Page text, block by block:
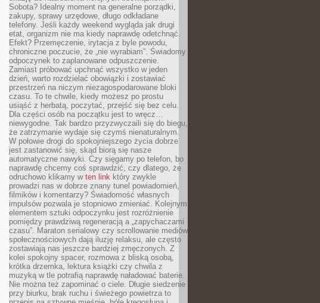
Sobota? Idealny moment na generalne porządki,
zakupy, sprawy urzędowe, długo odkładane
telefony. Jeśli każdy weekend wygląda jak drugi
etat, organizm nie ma kiedy naprawdę odetchnąć.
Efekt? Przemęczenie, irytacja z byle powodu,
chroniczne poczucie, że „nie wyrabiam”. Świadomy
odpoczynek to zaplanowane odpuszczenie.
Zamiast próbować upchnąć wszystko w jeden
dzień, warto rozdzielać obowiązki i zostawiać
przestrzeń na niczym niezagospodarowane bloki
czasu. To te chwile, kiedy możesz po prostu
usiąść z herbatą, poczytać, przejść się bez celu.
Dla części osób na początku jest to wręcz…
niewygodne. Tak bardzo przyzwyczaili się do biegu,
że zatrzymanie wydaje się czymś nienaturalnym.
W połowie drogi do spokojniejszego życia dobrze
jest zastanowić się, skąd biorą się nasze
automatyczne nawyki. Czy sięgamy po telefon, bo
naprawdę chcemy coś sprawdzić, czy dlatego, że
odruchowo klikamy w ten link który zwykle
prowadzi nas w dobrze znany tunel powiadomień,
filmików i komentarzy? Świadomość własnych
impulsów pozwala je stopniowo zmieniać. Kolejnym
elementem sztuki odpoczynku jest rozróżnienie
pomiędzy prawdziwą regeneracją a „zapychaczami
czasu”. Maraton serialowy czy scrollowanie mediów
społecznościowych dają iluzję relaksu, ale często
zostawiają nas jeszcze bardziej zmęczonych. Z
kolei spokojny spacer, rozmowa z bliską osobą,
krótka drzemka, lektura książki czy chwila z
muzyką w tle potrafią naprawdę naładować baterie.
Nie można też zapominać o ciele. Długie siedzenie
przy biurku, brak ruchu i świeżego powietrza to